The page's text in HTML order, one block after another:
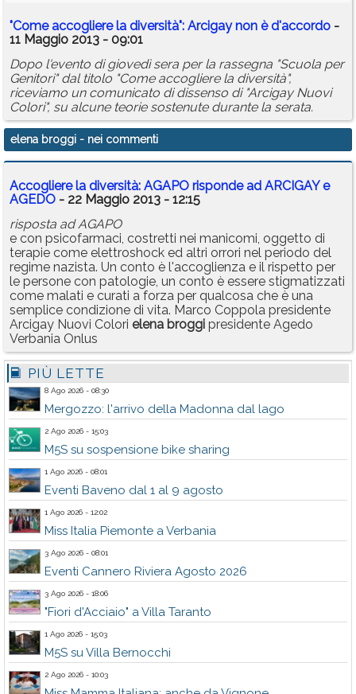
"Come accogliere la diversità": Arcigay non è d'accordo -
11 Maggio 2013 - 09:01
Dopo l'evento di giovedì sera per la rassegna "Scuola per
Genitori" dal titolo "Come accogliere la diversità",
riceviamo un comunicato di dissenso di "Arcigay Nuovi
Colori", su alcune teorie sostenute durante la serata.
elena broggi - nei commenti
Accogliere la diversità: AGAPO risponde ad ARCIGAY e
AGEDO - 22 Maggio 2013 - 12:15
risposta ad AGAPO
e con psicofarmaci, costretti nei manicomi, oggetto di
terapie come elettroshock ed altri orrori nel periodo del
regime nazista. Un conto è l'accoglienza e il rispetto per
le persone con patologie, un conto è essere stigmatizzati
come malati e curati a forza per qualcosa che è una
semplice condizione di vita. Marco Coppola presidente
Arcigay Nuovi Colori elena broggi presidente Agedo
Verbania Onlus
PIÙ LETTE
8 Ago 2026 - 08:30
Mergozzo: l'arrivo della Madonna dal lago
2 Ago 2026 - 15:03
M5S su sospensione bike sharing
1 Ago 2026 - 08:01
Eventi Baveno dal 1 al 9 agosto
1 Ago 2026 - 12:02
Miss Italia Piemonte a Verbania
3 Ago 2026 - 08:01
Eventi Cannero Riviera Agosto 2026
3 Ago 2026 - 18:06
"Fiori d'Acciaio" a Villa Taranto
1 Ago 2026 - 15:03
M5S su Villa Bernocchi
2 Ago 2026 - 10:03